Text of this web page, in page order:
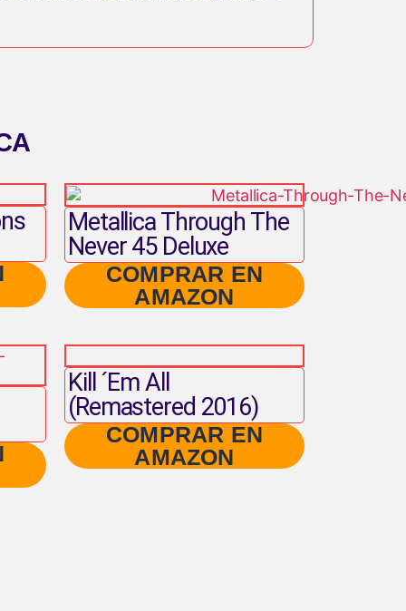
Metallica Through The
Never 45 Deluxe
COMPRAR EN
AMAZON
Kill ´Em All
(Remastered 2016)
COMPRAR EN
AMAZON